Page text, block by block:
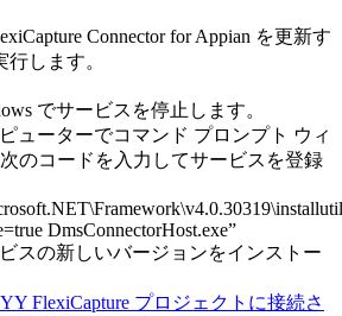
Connector for Appian を更新す
します。
でサービスを停止します。
ューターでコマンド プロンプト ウィ
のコードを入力してサービスを登録
DmsConnectorHost.exe”
スの新しいバージョンをインストー
FlexiCapture プロジェクトに接続さ